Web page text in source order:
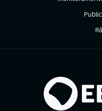
(abre em nova
(abre